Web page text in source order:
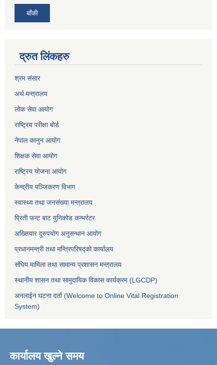
बाँकी
द्रुत लिंकहरु
श्रम संसार
अर्थ मन्त्रालय
लोक सेवा आयोग
राष्ट्रिय परीक्षा बोर्ड
नेपाल कानुन आयोग
शिक्षक सेवा आयोग
राष्ट्रिय योजना आयोग
केन्द्रीय पञ्जिकरण विभाग
स्वास्थ्य तथा जनसंख्या मन्त्रालय
प्रिती फन्ट बाट युनिकोड कन्भर्रटर
अख्तियार दुरुपयोग अनुसन्धान आयोग
प्रधानमन्त्री तथा मन्त्रिपरिषद्को कार्यालय
संघिय मामिला तथा सामान्य प्रशासन मन्त्रालय
स्थानीय शासन तथा सामुदायिक विकास कार्यक्रम (LGCDP)
अनलाईन घटना दर्ता (Welcome to Online Vital Registration
System)
कार्यालय खुल्ने समय